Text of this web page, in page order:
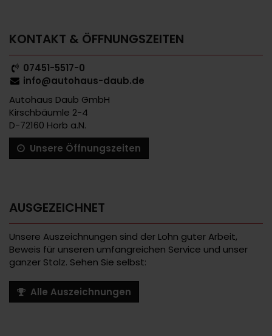
KONTAKT & ÖFFNUNGSZEITEN
07451-5517-0
info@autohaus-daub.de
Autohaus Daub GmbH
Kirschbäumle 2-4
D-72160 Horb a.N.
Unsere Öffnungszeiten
AUSGEZEICHNET
Unsere Auszeichnungen sind der Lohn guter Arbeit,
Beweis für unseren umfangreichen Service und unser
ganzer Stolz. Sehen Sie selbst:
Alle Auszeichnungen